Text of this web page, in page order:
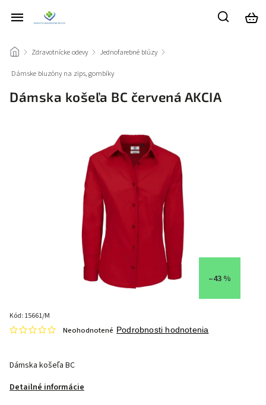
/ Zdravotnícke odevy / Jednofarebné blúzy /
Dámske bluzóny na zips, gombíky
Dámska košeľa BC červená AKCIA
–43 %
Kód: 15661/M
Neohodnotené Podrobnosti hodnotenia
Dámska košeľa BC
Detailné informácie